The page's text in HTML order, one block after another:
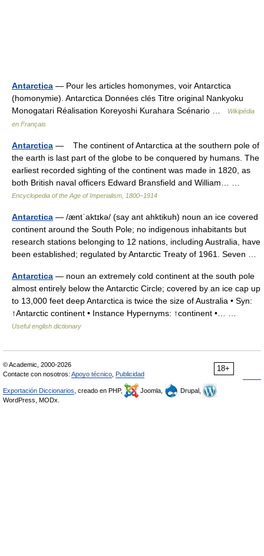
Antarctica — Pour les articles homonymes, voir Antarctica
(homonymie). Antarctica Données clés Titre original Nankyoku
Monogatari Réalisation Koreyoshi Kurahara Scénario …
Wikipédia
en Français
Antarctica — The continent of Antarctica at the southern pole of
the earth is last part of the globe to be conquered by humans. The
earliest recorded sighting of the continent was made in 1820, as
both British naval officers Edward Bransfield and William… …
Encyclopedia of the Age of Imperialism, 1800–1914
Antarctica — /æntˈaktɪkə/ (say ant ahktikuh) noun an ice covered
continent around the South Pole; no indigenous inhabitants but
research stations belonging to 12 nations, including Australia, have
been established; regulated by Antarctic Treaty of 1961. Seven …
Antarctica — noun an extremely cold continent at the south pole
almost entirely below the Antarctic Circle; covered by an ice cap up
to 13,000 feet deep Antarctica is twice the size of Australia • Syn:
↑Antarctic continent • Instance Hypernyms: ↑continent •… …
Useful english dictionary
18+
© Academic, 2000-2026
Contacte con nosotros: Apoyo técnico Publicidad
Exportación Diccionarios , creado en PHP, Joomla,
Drupal,
WordPress, MODx.